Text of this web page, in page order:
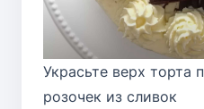
Украсьте верх торта
розочек из сливок